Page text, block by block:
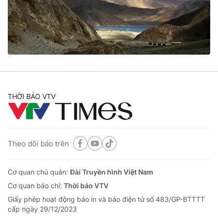
Tin tức
Thế giới đó đây
Câu chuyện quốc tế
Kinh tế
Tài chính
Thị trường
Góc doanh nghiệp
Dữ liệu và đời sống
Truyền hình
Phim VTV
Hậu trường
Giải sao mai
Giải trí
Điện ảnh
Âm nhạc
Du lịch
Làm đẹp
Chất lượng cuộc sống
Tuyển sinh
Học trực tuyến
Công nghệ
Hitech Công nghệ tương lai
Giao lưu trực tuyến
THỜI BÁO VTV
Theo dõi báo trên
Cơ quan chủ quản:Đài Truyền hình Việt Nam
Cơ quan báo chí: Thời báo VTV
Giấy phép hoạt động báo in và báo điện tử số 483/GP-BTTTT
cấp ngày 29/12/2023